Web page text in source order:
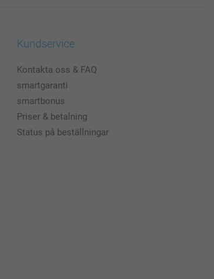
Kundservice
Kontakta oss & FAQ
smartgaranti
smartbonus
Priser & betalning
Status på beställningar